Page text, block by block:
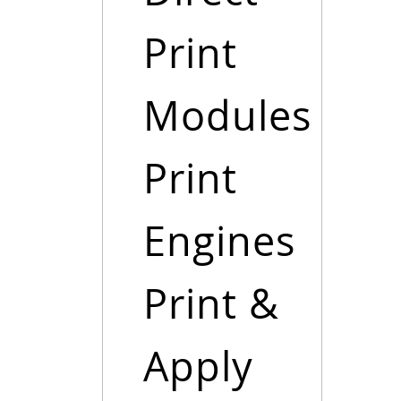
Print
Modules
Print
Engines
Print &
Apply